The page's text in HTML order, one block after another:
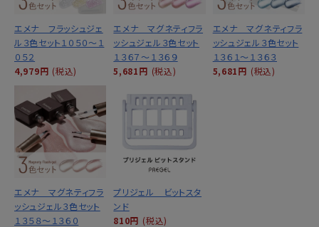
エメナ フラッシュジェ
ル３色セット１０５０～１
０５２
4,979円 (税込)
エメナ マグネティフラ
ッシュジェル３色セット
１３６７～１３６９
5,681円 (税込)
エメナ マグネティフラ
ッシュジェル３色セット
１３６１～１３６３
5,681円 (税込)
エメナ マグネティフラ
ッシュジェル３色セット
１３５８～１３６０
プリジェル ビットスタ
ンド
810円 (税込)